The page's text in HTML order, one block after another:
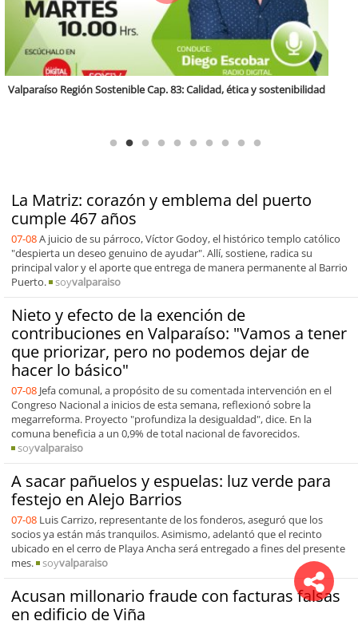
La Matriz: corazón y emblema del puerto
cumple 467 años
07-08A juicio de su párroco, Víctor Godoy, el histórico templo católico
"despierta un deseo genuino de ayudar". Allí, sostiene, radica su
principal valor y el aporte que entrega de manera permanente al Barrio
Puerto.
soyvalparaiso
Nieto y efecto de la exención de
contribuciones en Valparaíso: "Vamos a tener
que priorizar, pero no podemos dejar de
hacer lo básico"
07-08 Jefa comunal, a propósito de su comentada intervención en el
Congreso Nacional a inicios de esta semana, reflexionó sobre la
megarreforma. Proyecto "profundiza la desigualdad", dice. En la
comuna beneficia a un 0,9% de total nacional de favorecidos.
soyvalparaiso
A sacar pañuelos y espuelas: luz verde para
festejo en Alejo Barrios
07-08 Luis Carrizo, representante de los fonderos, aseguró que los
socios ya están más tranquilos. Asimismo, adelantó que el recinto
ubicado en el cerro de Playa Ancha será entregado a fines del presente
mes.
soyvalparaiso
Acusan millonario fraude con facturas falsas
en edificio de Viña